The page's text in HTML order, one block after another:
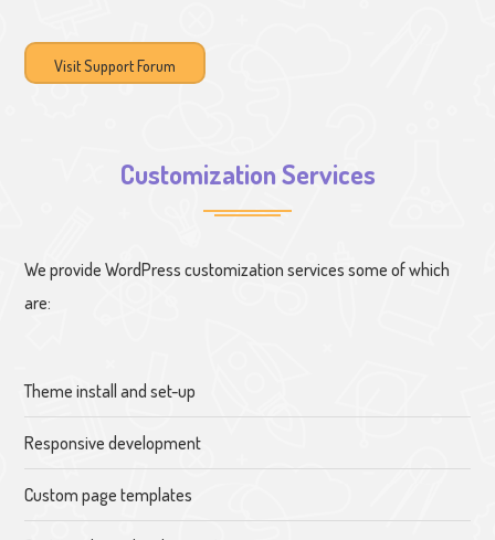
Visit Support Forum
Customization Services
We provide WordPress customization services some of which
are:
Theme install and set-up
Responsive development
Custom page templates